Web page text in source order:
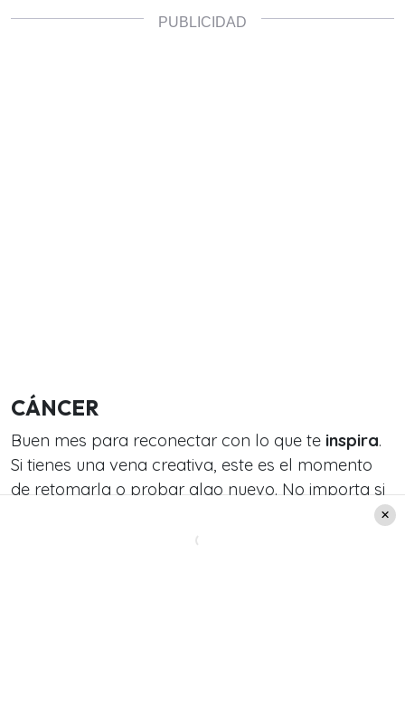
CÁNCER
Buen mes para reconectar con lo que te inspira.
Si tienes una vena creativa, este es el momento
de retomarla o probar algo nuevo. No importa si
que te saque de la rutina.